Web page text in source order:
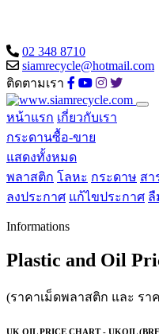
02 348 8710
siamrecycle@hotmail.com
ติดตามเรา
หน้าแรก เกี่ยวกับเรา
กระดานซื้อ-ขาย
แสดงทั้งหมด
พลาสติก โลหะ กระดาษ สา
ลงประกาศ แก้ไขประกาศ ลื
Informations
Plastic and Oil
(ราคาเม็ดพลาสติก และ รา
UK OIL PRICE CHART - UKOIL